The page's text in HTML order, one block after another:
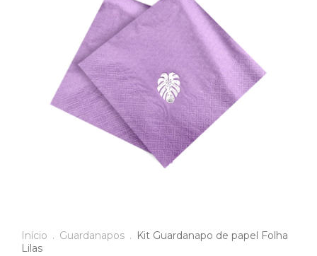
Início . Guardanapos . Kit Guardanapo de papel Folha
Lilas